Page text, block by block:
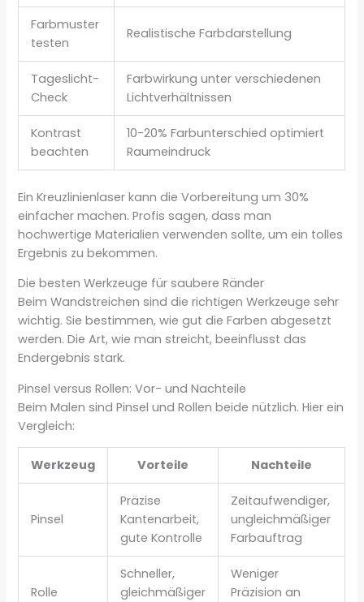
Farbmuster
testen
Realistische Farbdarstellung
Tageslicht-
Check
Farbwirkung unter verschiedenen
Lichtverhältnissen
Kontrast
beachten
10-20% Farbunterschied optimiert
Raumeindruck
Ein Kreuzlinienlaser kann die Vorbereitung um 30%
einfacher machen. Profis sagen, dass man
hochwertige Materialien verwenden sollte, um ein tolles
Ergebnis zu bekommen.
Die besten Werkzeuge für saubere Ränder
Beim Wandstreichen sind die richtigen Werkzeuge sehr
wichtig. Sie bestimmen, wie gut die Farben abgesetzt
werden. Die Art, wie man streicht, beeinflusst das
Endergebnis stark.
Pinsel versus Rollen: Vor- und Nachteile
Beim Malen sind Pinsel und Rollen beide nützlich. Hier ein
Vergleich:
Werkzeug Vorteile Nachteile
Pinsel
Präzise
Kantenarbeit,
gute Kontrolle
Zeitaufwendiger,
ungleichmäßiger
Farbauftrag
Rolle
Schneller,
gleichmäßiger
Weniger
Präzision an